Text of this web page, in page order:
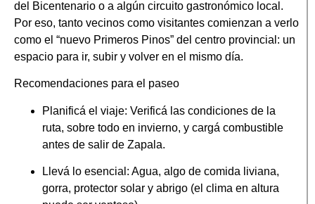
del Bicentenario o a algún circuito gastronómico local.
Por eso, tanto vecinos como visitantes comienzan a verlo
como el “nuevo Primeros Pinos” del centro provincial: un
espacio para ir, subir y volver en el mismo día.
Recomendaciones para el paseo
Planificá el viaje: Verificá las condiciones de la
ruta, sobre todo en invierno, y cargá combustible
antes de salir de Zapala.
Llevá lo esencial: Agua, algo de comida liviana,
gorra, protector solar y abrigo (el clima en altura